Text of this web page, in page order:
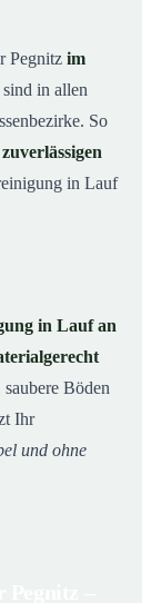
Pegnitz im
sind in allen
So
in Lauf
in Lauf an
Böden
Ihr
und ohne